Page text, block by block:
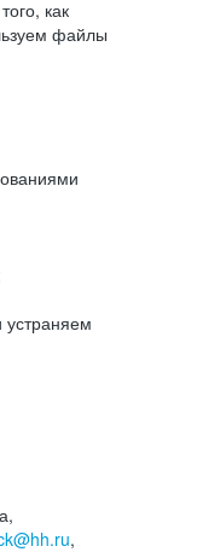
как
файлы
,